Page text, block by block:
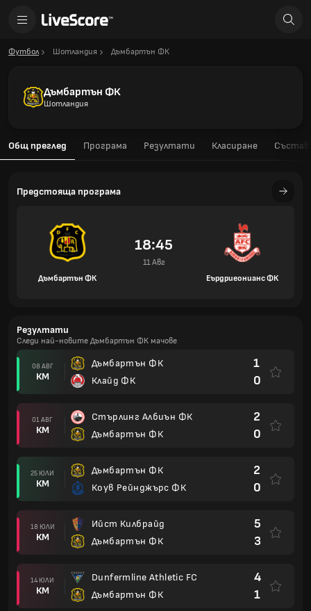
Футбол Шотландия Дъмбартън ФК
Дъмбартън ФК
Шотландия
Общ преглед Програма Резултати Класиране Състав
Предстояща програма
Дъмбартън ФК
18:45
11 Авг
Еърдриеонианс ФК
Резултати
Следи най-новите Дъмбартън ФК мачове
08 АВГ
КМ
Дъмбартън ФК
Клайд ФК
1
0
01 АВГ
КМ
Стърлинг Албиън ФК
Дъмбартън ФК
2
0
25 ЮЛИ
КМ
Дъмбартън ФК
Коув Рейнджърс ФК
2
0
18 ЮЛИ
КМ
Ийст Килбрайд
Дъмбартън ФК
5
3
14 ЮЛИ
КМ
Dunfermline Athletic FC
Дъмбартън ФК
4
1